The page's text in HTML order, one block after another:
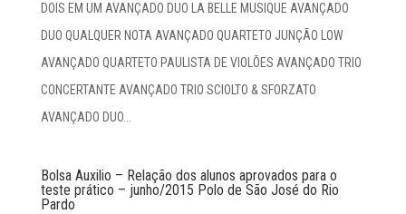
DOIS EM UM AVANÇADO DUO LA BELLE MUSIQUE AVANÇADO
DUO QUALQUER NOTA AVANÇADO QUARTETO JUNÇÃO LOW
AVANÇADO QUARTETO PAULISTA DE VIOLÕES AVANÇADO TRIO
CONCERTANTE AVANÇADO TRIO SCIOLTO & SFORZATO
AVANÇADO DUO...
Bolsa Auxilio – Relação dos alunos aprovados para o
teste prático – junho/2015 Polo de São José do Rio
Pardo